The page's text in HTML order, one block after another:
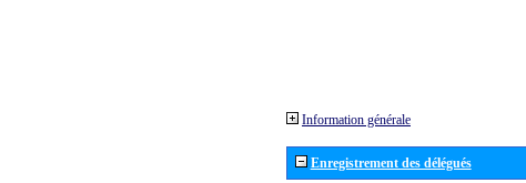
Information générale
Enregistrement des délégués